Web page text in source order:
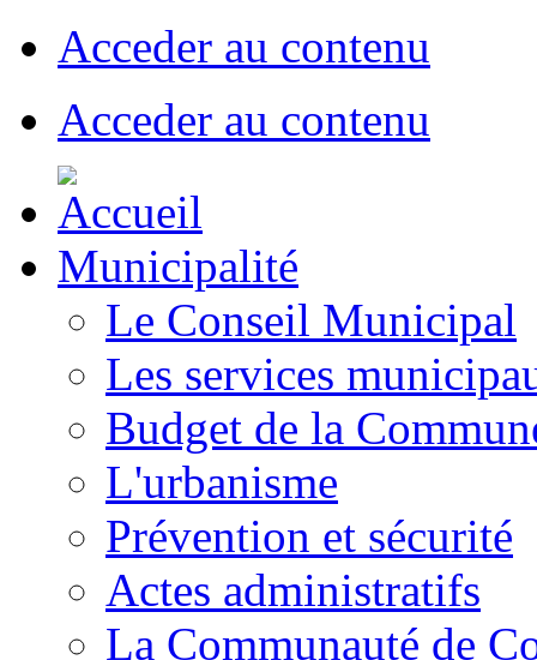
Acceder au contenu
Acceder au contenu
Municipalité
Le Conseil Municipal
Les services
Budget de la
L'urbanisme
Prévention et sécurité
Actes administratifs
La Communauté de